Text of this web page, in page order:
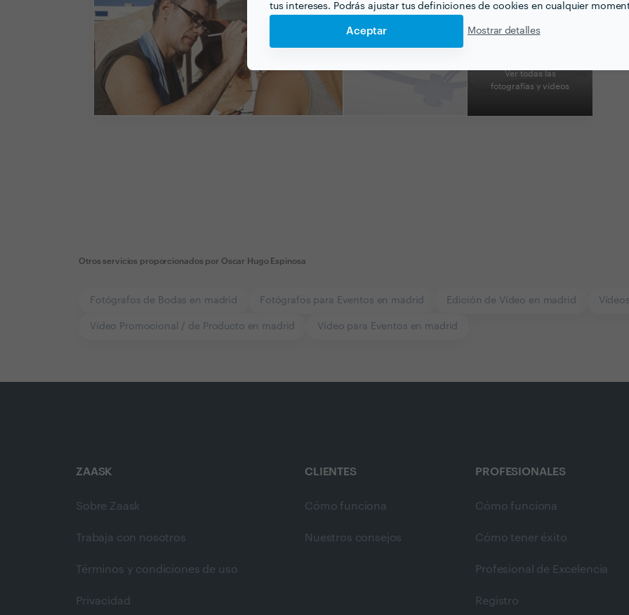
tus intereses. Podrás ajustar tus definiciones de cookies en cualquier
Aceptar Mostrar detalles
Ver todas las
fotografías y vídeos
Otros servicios proporcionados por Oscar Hugo Espinosa
Fotógrafos de Bodas en madrid Fotógrafos para Eventos en madrid Edición de Vídeo en madrid
Vídeo Promocional / de Producto en madrid Vídeo para Eventos en madrid
ZAASK
Sobre Zaask
Trabaja con nosotros
Términos y condiciones de uso
Privacidad
CLIENTES
Cómo funciona
Nuestros consejos
PROFESIONALES
Cómo funciona
Cómo tener éxito
Profesional de Excelencia
Registro